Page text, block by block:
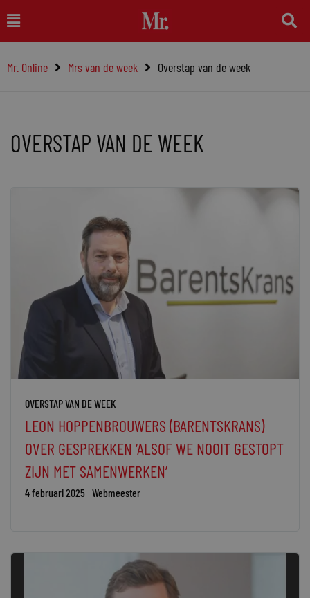
naar
inhoud
Main
Menu
Mr. Online Mrs van de week Overstap van de week
OVERSTAP VAN DE WEEK
OVERSTAP VAN DE WEEK
LEON HOPPENBROUWERS (BARENTSKRANS)
OVER GESPREKKEN ‘ALSOF WE NOOIT GESTOPT
ZIJN MET SAMENWERKEN’
4 februari 2025 Webmeester